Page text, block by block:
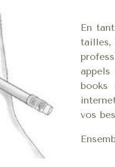
En
tailles,
books
vos